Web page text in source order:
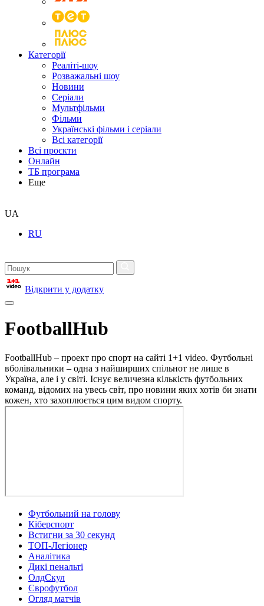
Категорії
Реаліті-шоу
Розважальні шоу
Новини
Серіали
Мультфільми
Фільми
Українські фільми і серіали
Всі категорії
Всі проєкти
Онлайн
ТБ програма
Еще
UA
RU
Відкрити у додатку
FootballHub
FootballHub – проект про спорт на сайті 1+1 video. Футбольні
вболівальники – одна з найширших спільнот не лише в
Україна, але і у світі. Існує величезна кількість футбольних
команд, відомих на увесь світ, про новини яких хотів би знати
кожен, хто захоплюється цим видом спорту.
Футбольний на голову
Кіберспорт
Встигни за 30 секунд
ТОП-Легіонер
Аналітика
Дикі пенальті
ОлдСкул
Єврофутбол
Огляд матчів